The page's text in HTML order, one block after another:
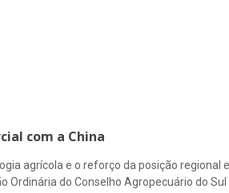
com a China
agrícola e o reforço da posição
Ordinária do Conselho Agropecuário do Sul